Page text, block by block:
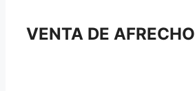
VENTA DE AFRECHO